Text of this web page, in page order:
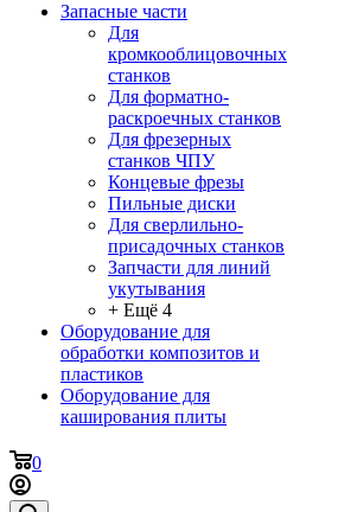
Запасные части
Для
кромкооблицовочных
станков
Для форматно-
раскроечных станков
Для фрезерных
станков ЧПУ
Концевые фрезы
Пильные диски
Для сверлильно-
присадочных станков
Запчасти для линий
укутывания
+ Ещё 4
Оборудование для
обработки композитов и
пластиков
Оборудование для
каширования плиты
0